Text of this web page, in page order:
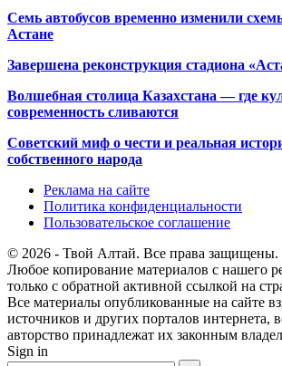
Семь автобусов временно изменили
Астане
Завершена реконструкция стадиона
Волшебная столица Казахстана — где
современность сливаются
Советский миф о чести и реальная
собственного народа
Реклама на сайте
Политика конфиденциальности
Пользовательское соглашение
© 2026 - Твой Алтай. Все права защищены.
Любое копирование материалов с нашего
только с обратной активной ссылкой на
Все материалы опубликованные на сайте
источников и других порталов интернета,
авторство принадлежат их законным
Sign in